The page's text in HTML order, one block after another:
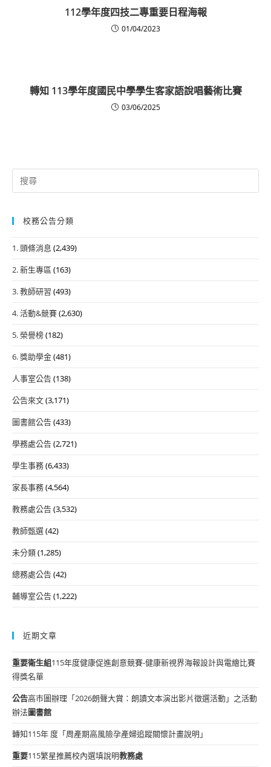
112學年度四技二專重要日程海報
01/04/2023
轉知 113學年度國民中學學生客家語說唱藝術比賽
03/06/2025
Search
for:
校務公告分類
1. 頭條消息 (2,439)
2. 新生專區 (163)
3. 教師研習 (493)
4. 活動&競賽(2,630)
5. 榮譽榜(182)
6. 獎助學金(481)
人事室公告(138)
公告來文(3,171)
圖書館公告(433)
學務處公告(2,721)
學生事務(6,433)
家長事務(4,564)
教務處公告(3,532)
教師甄選(42)
未分類(1,285)
總務處公告(42)
輔導室公告(1,222)
近期文章
重要衛生組115年度健康促進創意競賽-健康新視界海報設計與電繪比賽
得獎名單
公告高市圖辦理「2026朗聲大賞：朗讀文本演出影片徵選活動」之活動
辦法圖書館
轉知115年 度「周產期高風險孕產婦追蹤關懷計畫說明」
重要115繁星推薦校內選填說明教務處